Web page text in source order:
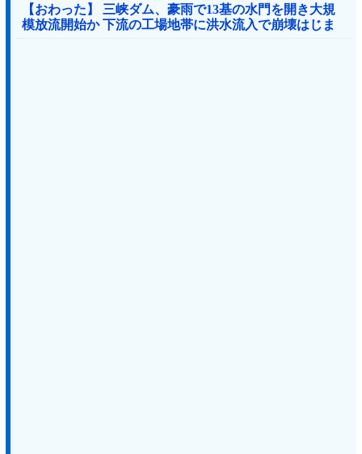
【おわった】 三峡ダム、豪雨で13基の水門を開き大規
模放流開始か 下流の工場地帯に洪水流入で崩壊はじま
る